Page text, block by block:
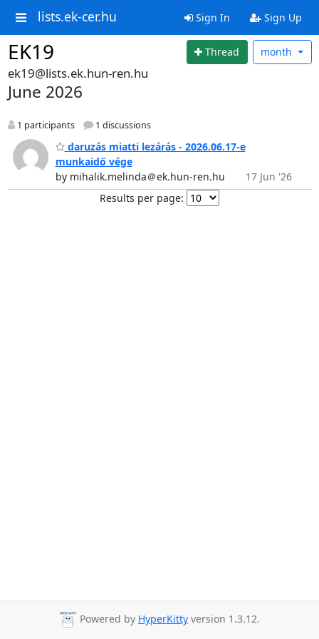
lists.ek-cer.hu Sign In Sign Up
EK19 Thread month
ek19@lists.ek.hun-ren.hu
June 2026
1 participants 1 discussions
daruzás miatti lezárás - 2026.06.17-e
munkaidő vége
by mihalik.melinda＠ek.hun-ren.hu
17 Jun '26
Results per page:
Powered by HyperKitty version 1.3.12.